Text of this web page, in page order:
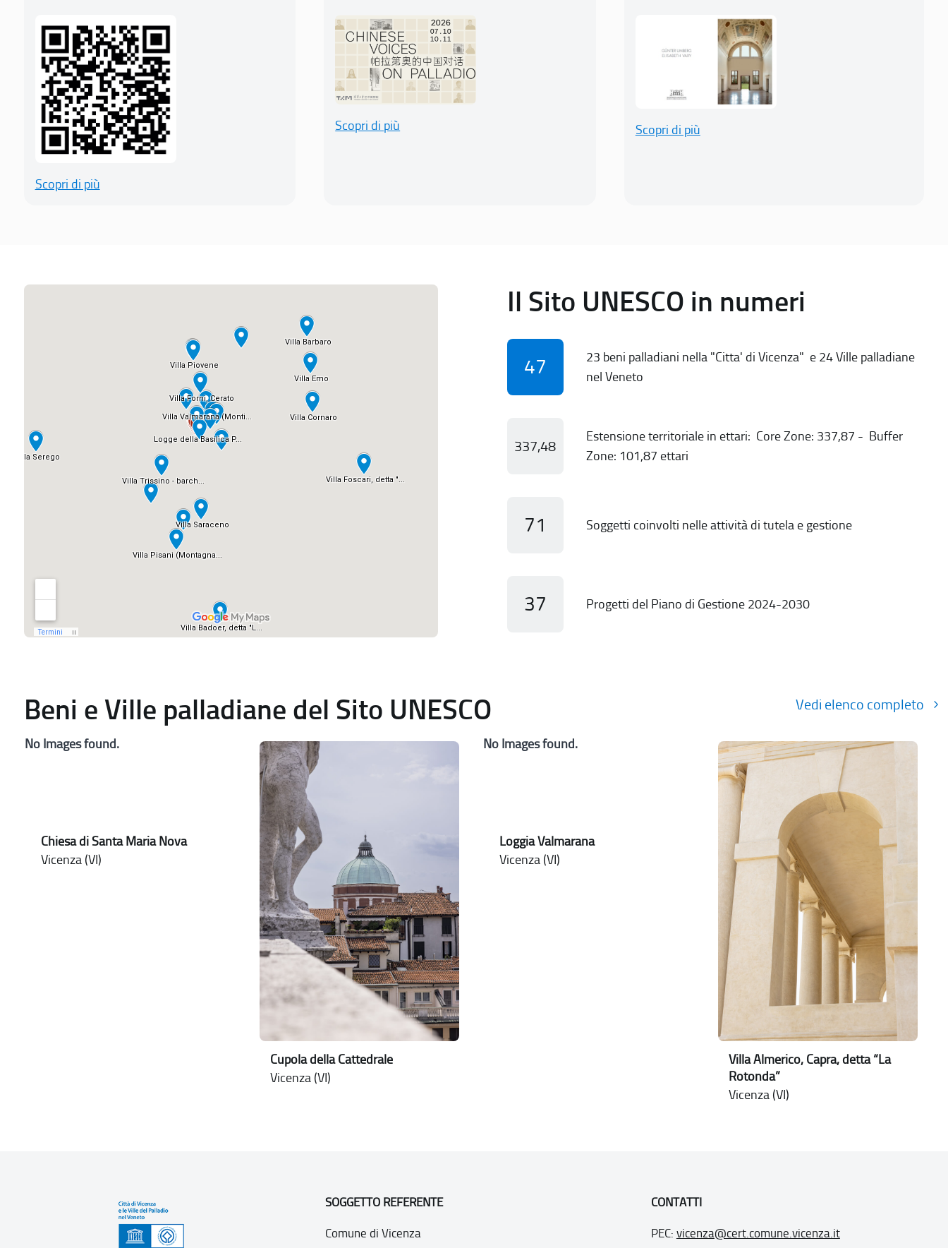
Scopri di più
Scopri di più Scopri di più
Il Sito UNESCO in numeri
47
23 beni palladiani nella "Citta' di Vicenza" e 24 Ville palladiane
nel Veneto
337,48
Estensione territoriale in ettari: Core Zone: 337,87 - Buffer
Zone: 101,87 ettari
71 Soggetti coinvolti nelle attività di tutela e gestione
37 Progetti del Piano di Gestione 2024-2030
Beni e Ville palladiane del Sito UNESCO Vedi elenco completo
No Images found.
Chiesa di Santa Maria Nova
Vicenza (VI)
Cupola della Cattedrale
Vicenza (VI)
No Images found.
Loggia Valmarana
Vicenza (VI)
Villa Almerico, Capra, detta “La
Rotonda”
Vicenza (VI)
SOGGETTO REFERENTE
Comune di Vicenza
CONTATTI
PEC: vicenza@cert.comune.vicenza.it